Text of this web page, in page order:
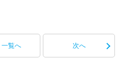
一覧へ 次へ